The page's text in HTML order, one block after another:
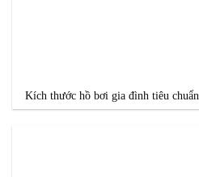
Kích thước hồ bơi gia đình tiêu chuẩn